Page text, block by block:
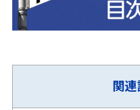
関